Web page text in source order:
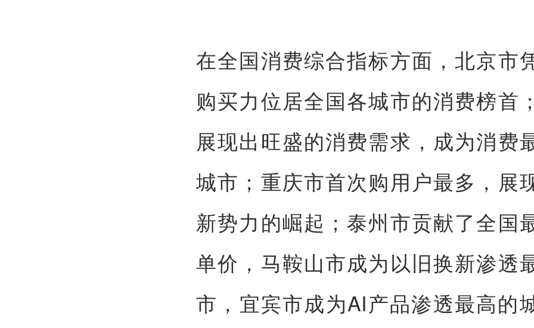
在全国消费综合指标方面，北京市
购买力位居全国各城市的消费榜首
展现出旺盛的消费需求，成为消费
城市；重庆市首次购用户最多，展
新势力的崛起；泰州市贡献了全国
单价，马鞍山市成为以旧换新渗透
市，宜宾市成为AI产品渗透最高的